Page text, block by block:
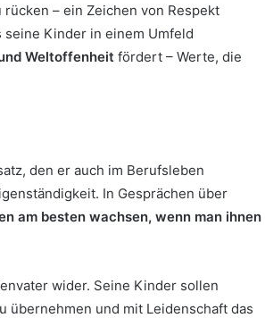
– ein Zeichen von Respekt
Kinder in einem Umfeld
Weltoffenheit fördert – Werte, die
den er auch im Berufsleben
In Gesprächen über
am besten wachsen, wenn man ihnen
wider. Seine Kinder sollen
übernehmen und mit Leidenschaft das